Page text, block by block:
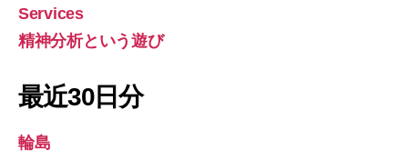
Services
精神分析という遊び
最近30日分
輪島